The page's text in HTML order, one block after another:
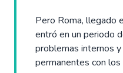
Pero Roma, llegado
entró en un periodo
problemas internos
permanentes con